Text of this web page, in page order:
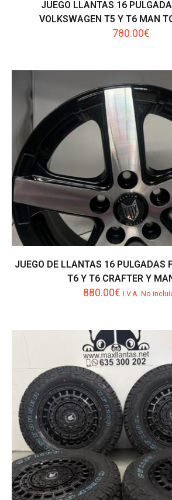
JUEGO LLANTAS 16
VOLKSWAGEN T5 Y T6 MAN
780.00€
JUEGO DE LLANTAS 16 PULGADAS
T6 Y T6 CRAFTER Y
880.00€ I.V.A. No